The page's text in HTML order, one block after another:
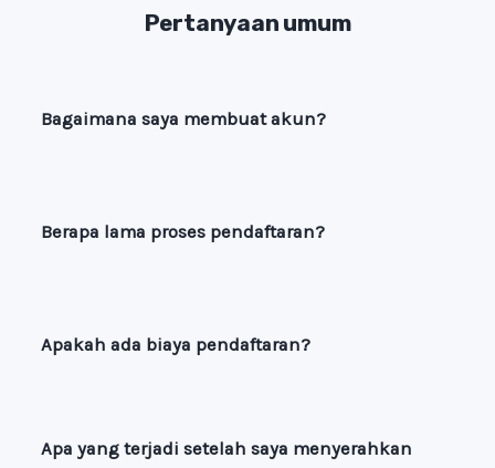
Pertanyaan umum
Bagaimana saya membuat akun?
Berapa lama proses pendaftaran?
Apakah ada biaya pendaftaran?
Apa yang terjadi setelah saya menyerahkan